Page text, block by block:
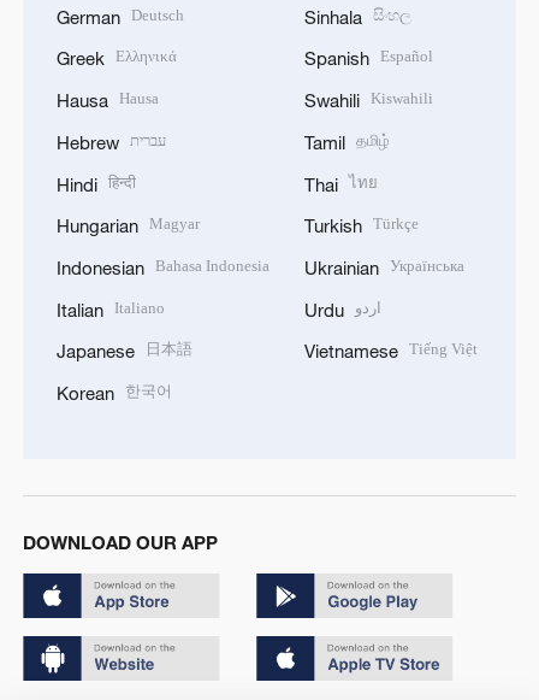
German Deutsch
Greek Ελληνικά
Hausa Hausa
Hebrew עברית
Hindi हिन्दी
Hungarian Magyar
Indonesian Bahasa Indonesia
Italian Italiano
Japanese 日本語
Korean 한국어
Sinhala සිංහල
Spanish Español
Swahili Kiswahili
Tamil தமிழ்
Thai ไทย
Turkish Türkçe
Ukrainian Українська
Urdu اردو
Vietnamese Tiếng Việt
DOWNLOAD OUR APP